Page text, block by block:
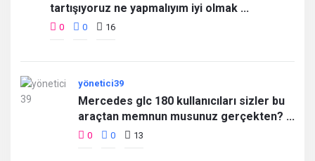
tartışıyoruz ne yapmalıyım iyi olmak ...
0 0 16
yönetici39
Mercedes glc 180 kullanıcıları sizler bu
araçtan memnun musunuz gerçekten? ...
0 0 13